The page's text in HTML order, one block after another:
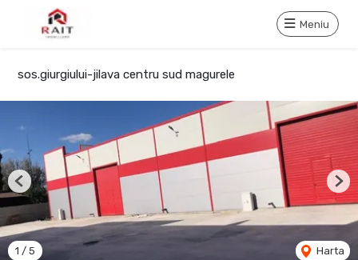
Meniu
sos.giurgiului-jilava centru sud magurele
1 / 5 Harta
Previous